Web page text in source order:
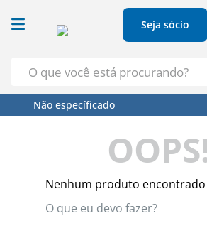
Seja sócio
Não específicado
Nenhum produto encontrado
O que eu devo fazer?
Termos Mais Buscados
º Azeite
º Papel Higienico